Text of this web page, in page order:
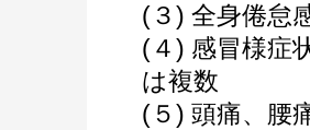
(３) 全身倦怠
(４) 感冒様症
は複数
(５) 頭痛、腰